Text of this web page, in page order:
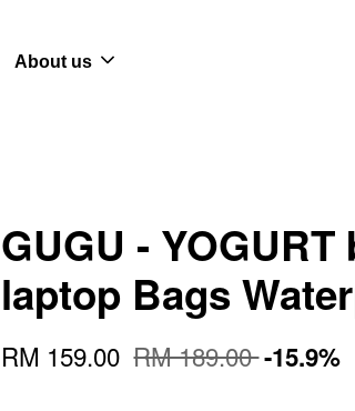
About us
GUGU -
laptop Bags
RM 159.00 RM 189.00-15.9%